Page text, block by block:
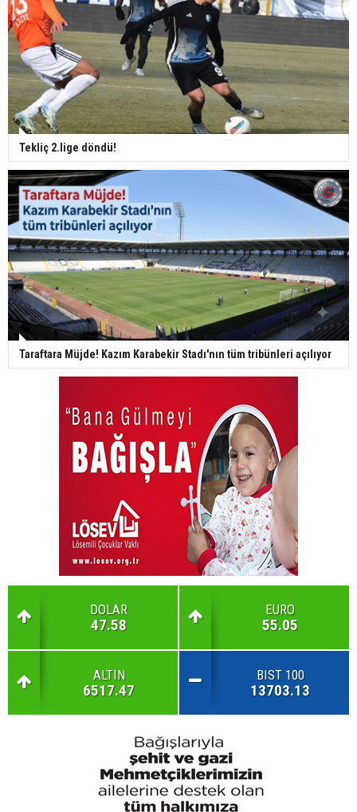
Tekliç 2.lige döndü!
Taraftara Müjde! Kazım Karabekir Stadı'nın tüm tribünleri açılıyor
DOLAR
47.58
EURO
55.05
ALTIN
6517.47
BIST 100
13703.13